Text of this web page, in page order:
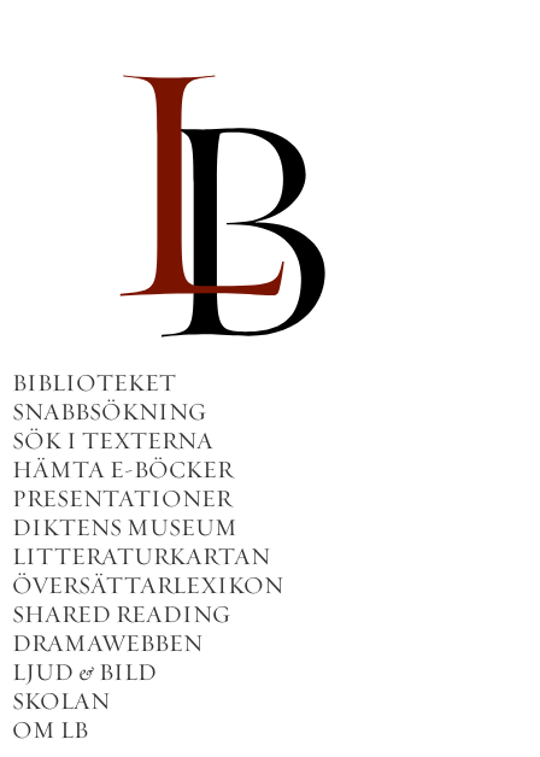
BIBLIOTEKET
SNABBSÖKNING
SÖK I TEXTERNA
HÄMTA E-BÖCKER
PRESENTATIONER
DIKTENS MUSEUM
LITTERATURKARTAN
ÖVERSÄTTARLEXIKON
SHARED READING
DRAMAWEBBEN
LJUD & BILD
SKOLAN
OM LB